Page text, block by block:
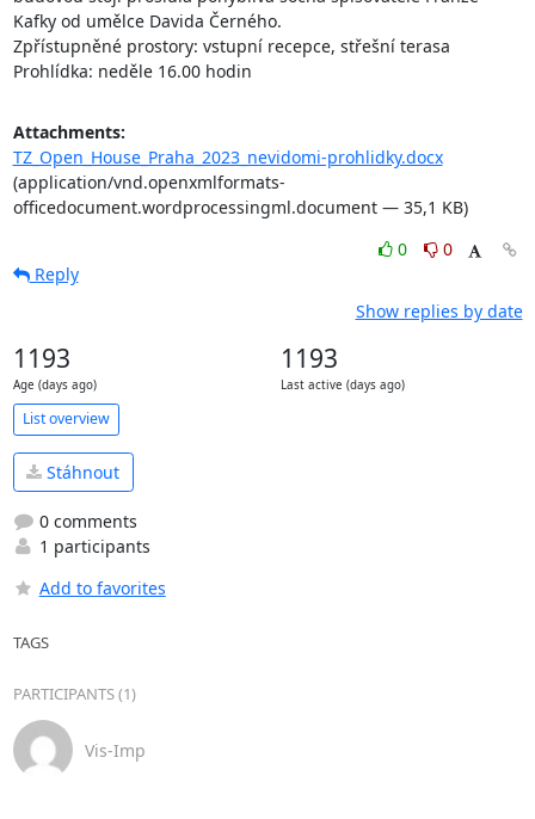
Kafky od umělce Davida Černého.
Zpřístupněné prostory: vstupní recepce, střešní terasa
Prohlídka: neděle 16.00 hodin
Attachments:
TZ_Open_House_Praha_2023_nevidomi-prohlidky.docx
(application/vnd.openxmlformats-
officedocument.wordprocessingml.document — 35,1 KB)
0
0
Reply
Show replies by date
1193
Age (days ago)
1193
Last active (days ago)
List overview
Stáhnout
0 comments
1 participants
Add to favorites
TAGS
PARTICIPANTS (1)
Vis-Imp